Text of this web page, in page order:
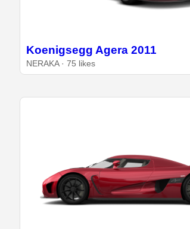
Koenigsegg Agera 2011
NERAKA · 75 likes